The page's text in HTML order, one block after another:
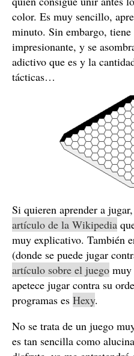
color. Es muy sencillo,
minuto. Sin embargo,
impresionante, y se
adictivo que es y la
tácticas…
Si quieren aprender a
artículo de la Wikipedia
muy explicativo. También
(donde se puede jugar
artículo sobre el juego
apetece jugar contra su
programas es Hexy.
No se trata de un juego
es tan sencilla como